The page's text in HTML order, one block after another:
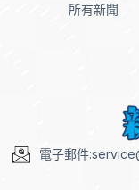
所有新聞
電子郵件